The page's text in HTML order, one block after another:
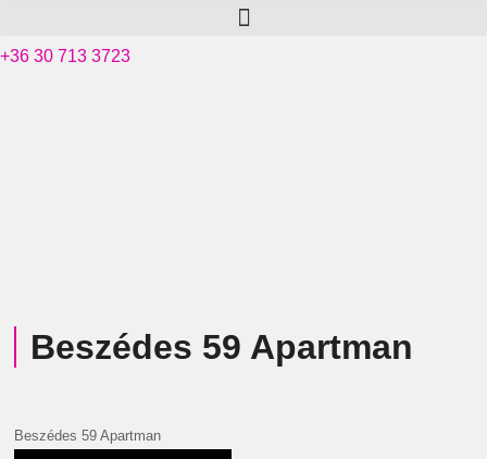
+36 30 713 3723
Beszédes 59 Apartman
Beszédes 59 Apartman